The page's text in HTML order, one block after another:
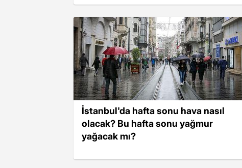
İstanbul'da hafta sonu hava nasıl
olacak? Bu hafta sonu yağmur
yağacak mı?